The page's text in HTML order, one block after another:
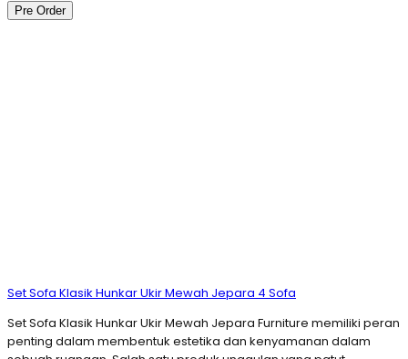
Pre Order
Set Sofa Klasik Hunkar Ukir Mewah Jepara 4 Sofa
Set Sofa Klasik Hunkar Ukir Mewah Jepara Furniture memiliki peran
penting dalam membentuk estetika dan kenyamanan dalam